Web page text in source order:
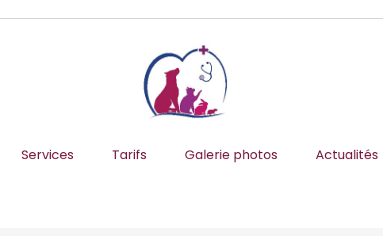
Services Tarifs Galerie photos Actualités